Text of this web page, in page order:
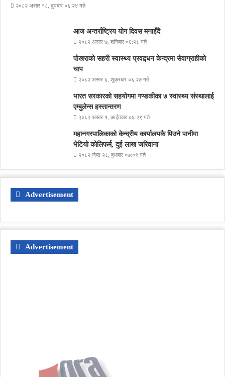
२०८२ असार १८, बुधबार ०६:२४ गते
आज अन्तर्राष्ट्रिय योग दिवस मनाइँदै
२०८२ असार ७, शनिबार ०६:२८ गते
पोखराको सहरी स्वास्थ्य प्रवद्र्धन केन्द्रमा सेवाग्राहीको
चाप
२०८२ असार ६, शुक्रबार ०६:२७ गते
भारत सरकारको सहयोगमा गण्डकीका ७ स्वास्थ्य संस्थालाई
एम्बुलेन्स हस्तान्तरण
२०८२ असार १, आईतवार ०६:२९ गते
महानगरपालिकाको केन्द्रीय कार्यालयकै पिउने पानीमा
भेटियो कोलिफर्म, दुई लाख जरिवाना
२०८२ जेष्ठ २८, बुधबार ०७:०९ गते
Advertisement
Advertisement